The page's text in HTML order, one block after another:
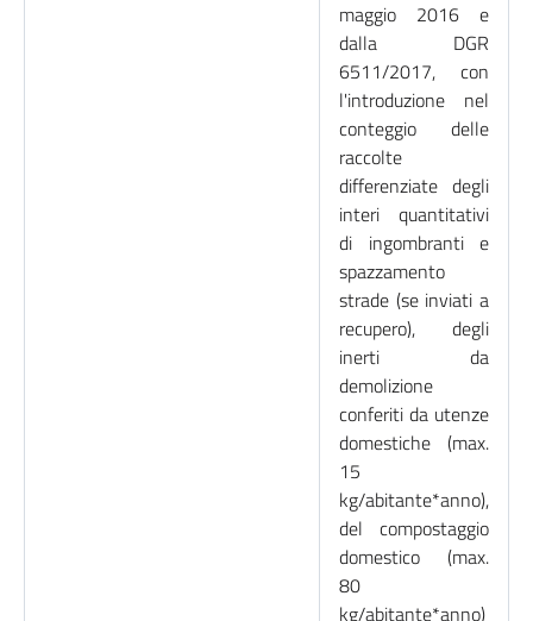
maggio 2016 e
dalla DGR
6511/2017, con
l'introduzione nel
conteggio delle
raccolte
differenziate degli
interi quantitativi
di ingombranti e
spazzamento
strade (se inviati a
recupero), degli
inerti da
demolizione
conferiti da utenze
domestiche (max.
15
kg/abitante*anno),
del compostaggio
domestico (max.
80
kg/abitante*anno)